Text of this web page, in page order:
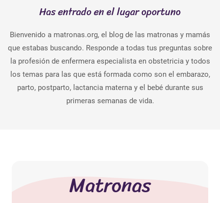
Has entrado en el lugar oportuno
Bienvenido a matronas.org, el blog de las matronas y mamás
que estabas buscando. Responde a todas tus preguntas sobre
la profesión de enfermera especialista en obstetricia y todos
los temas para las que está formada como son el embarazo,
parto, postparto, lactancia materna y el bebé durante sus
primeras semanas de vida.
Matronas